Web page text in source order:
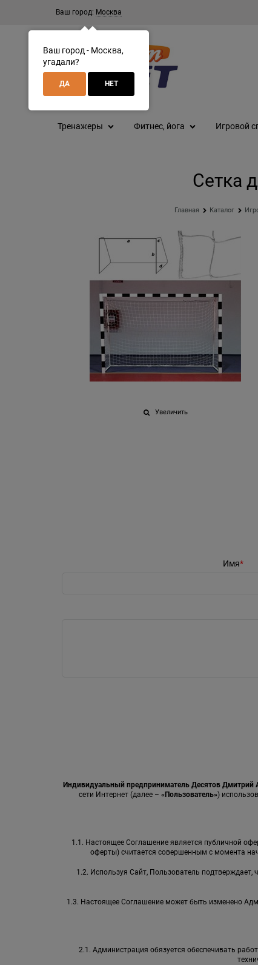
Ваш город: Москва
Тренажеры Фитнес, йога Игровой
Сетка
Главная Каталог
Увеличить
Имя
Индивидуальный предприниматель Десятов Дмитрий
сети Интернет (далее – «Пользователь»)
1.1. Настоящее Соглашение является публичной
оферты) считается совершенным с момента
1.2. Используя Сайт, Пользователь подтверждает,
1.3. Настоящее Соглашение может быть изменено
2.1. Администрация обязуется обеспечивать
Ваш город - Москва,
угадали?
ДА НЕТ